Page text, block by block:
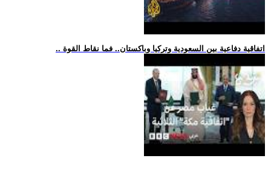
.. اتفاقية دفاعية بين السعودية وتركيا وباكستان.. فما نقاط القوة